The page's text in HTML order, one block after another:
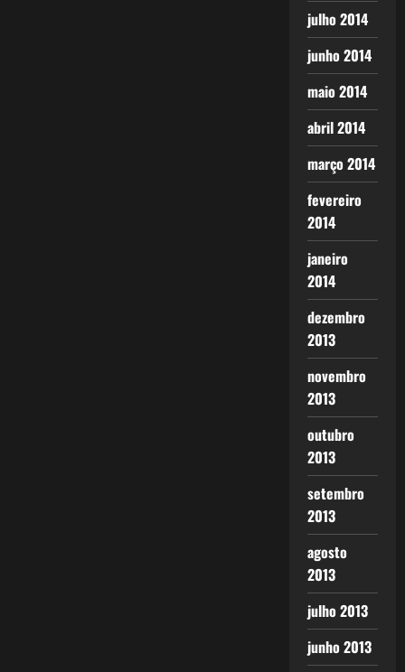
julho 2014
junho 2014
maio 2014
abril 2014
março 2014
fevereiro
2014
janeiro
2014
dezembro
2013
novembro
2013
outubro
2013
setembro
2013
agosto
2013
julho 2013
junho 2013